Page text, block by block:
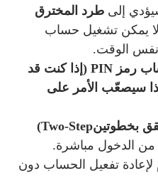
إلى طرد المخترق
يمكن تشغيل حساب
الوقت.
رمز PIN(إذا كنت قد
سيصعّب الأمر على
بخطوتين(Two-Step
من الدخول مباشرة.
لإعادة تفعيل الحساب دون